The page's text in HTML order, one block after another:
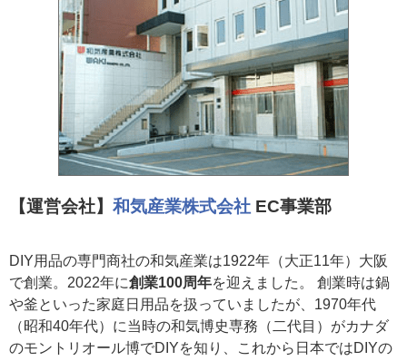
【運営会社】 和気産業株式会社 EC事業部
DIY用品の専門商社の和気産業は1922年（大正11年）大阪
で創業。2022年に創業100周年を迎えました。 創業時は鍋
や釜といった家庭日用品を扱っていましたが、1970年代
（昭和40年代）に当時の和気博史専務（二代目）がカナダ
のモントリオール博でDIYを知り、これから日本ではDIYの